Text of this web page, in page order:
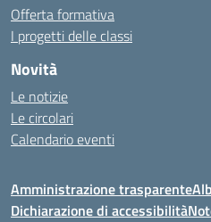
Offerta formativa
I progetti delle classi
Novità
Le notizie
Le circolari
Calendario eventi
Amministrazione trasparente
Dichiarazione di accessibilità